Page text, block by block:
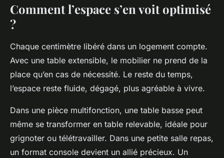
Comment l’espace s’en voit optimisé
?
Chaque centimètre libéré dans un logement compte.
Avec une table extensible, le mobilier ne prend de la
place qu’en cas de nécessité. Le reste du temps,
l’espace reste fluide, dégagé, plus agréable à vivre.
Dans une pièce multifonction, une table basse peut
même se transformer en table relevable, idéale pour
grignoter ou télétravailler. Dans une petite salle repas,
un format console devient un allié précieux. Un